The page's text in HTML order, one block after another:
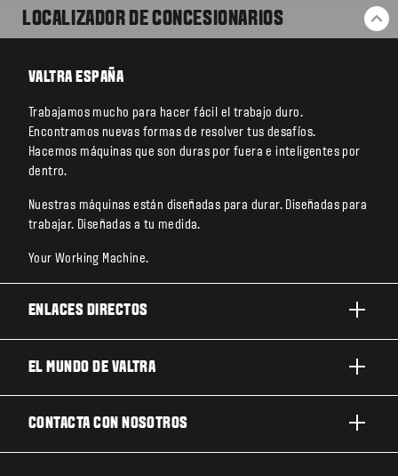
LOCALIZADOR DE CONCESIONARIOS
VALTRA ESPAÑA
Trabajamos mucho para hacer fácil el trabajo duro.
Encontramos nuevas formas de resolver tus desafíos.
Hacemos máquinas que son duras por fuera e inteligentes por
dentro.
Nuestras máquinas están diseñadas para durar. Diseñadas para
trabajar. Diseñadas a tu medida.
Your Working Machine.
ENLACES DIRECTOS
TECNOLOGÍA
EL MUNDO DE VALTRA
CONTACTA CON NOSOTROS